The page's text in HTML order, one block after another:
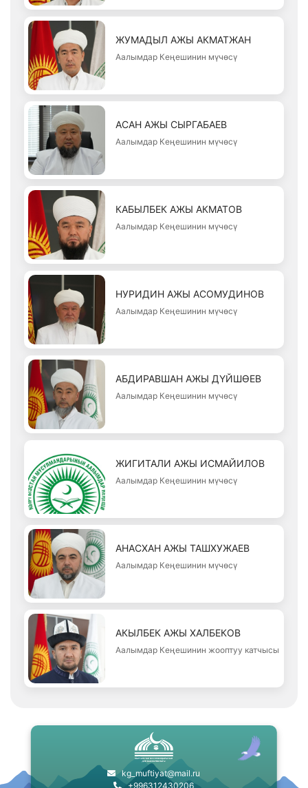
ЖУМАДЫЛ АЖЫ АКМАТЖАН
Аалымдар Кеңешинин мүчөсү
АСАН АЖЫ СЫРГАБАЕВ
Аалымдар Кеңешинин мүчөсү
КАБЫЛБЕК АЖЫ АКМАТОВ
Аалымдар Кеңешинин мүчөсү
НУРИДИН АЖЫ АСОМУДИНОВ
Аалымдар Кеңешинин мүчөсү
АБДИРАВШАН АЖЫ ДҮЙШӨЕВ
Аалымдар Кеңешинин мүчөсү
ЖИГИТАЛИ АЖЫ ИСМАЙИЛОВ
Аалымдар Кеңешинин мүчөсү
АНАСХАН АЖЫ ТАШХУЖАЕВ
Аалымдар Кеңешинин мүчөсү
АКЫЛБЕК АЖЫ ХАЛБЕКОВ
Аалымдар Кеңешинин жооптуу катчысы
kg_muftiyat@mail.ru
+996312430206